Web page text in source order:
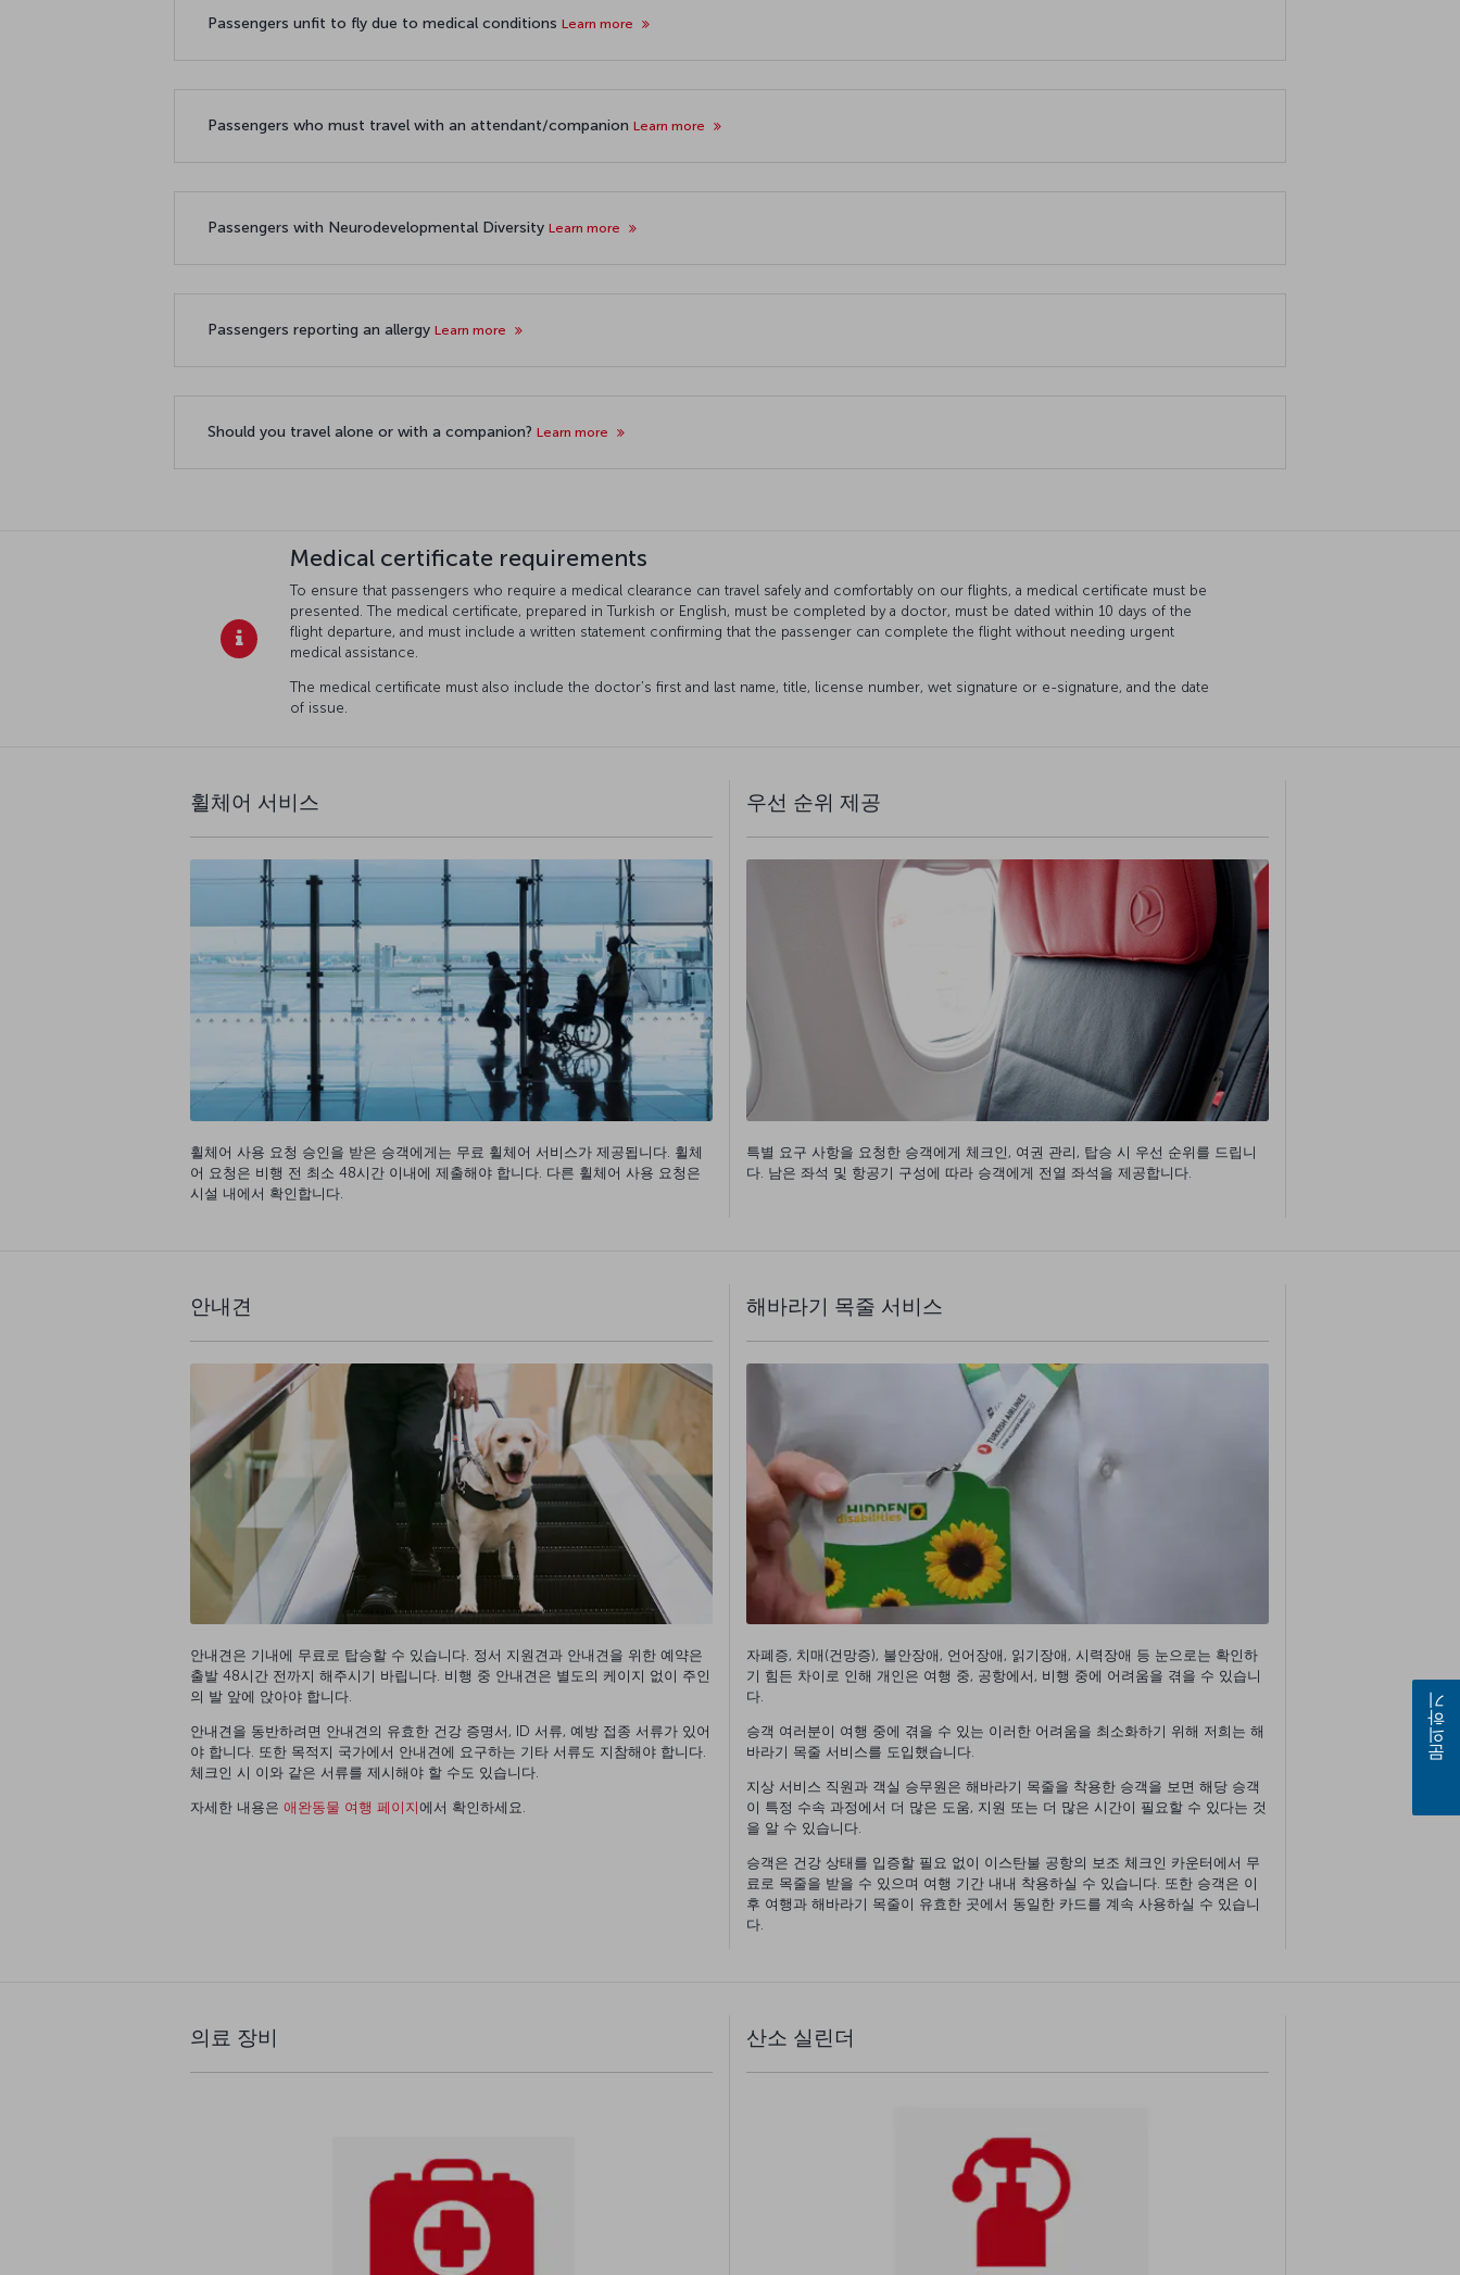
Passengers unfit to fly due to medical conditions Learn more
Passengers who must travel with an attendant/companion Learn more
Passengers with Neurodevelopmental Diversity Learn more
Passengers reporting an allergy Learn more
Should you travel alone or with a companion? Learn more
Medical certificate requirements
To ensure that passengers who require a medical clearance can travel safely and comfortably on our flights, a medical certificate must be
presented. The medical certificate, prepared in Turkish or English, must be completed by a doctor, must be dated within 10 days of the
flight departure, and must include a written statement confirming that the passenger can complete the flight without needing urgent
medical assistance.
The medical certificate must also include the doctor’s first and last name, title, license number, wet signature or e-signature, and the date
of issue.
휠체어 서비스
휠체어 사용 요청 승인을 받은 승객에게는 무료 휠체어 서비스가 제공됩니다. 휠체
어 요청은 비행 전 최소 48시간 이내에 제출해야 합니다. 다른 휠체어 사용 요청은
시설 내에서 확인합니다.
우선 순위 제공
특별 요구 사항을 요청한 승객에게 체크인, 여권 관리, 탑승 시 우선 순위를 드립니
다. 남은 좌석 및 항공기 구성에 따라 승객에게 전열 좌석을 제공합니다.
안내견
안내견은 기내에 무료로 탑승할 수 있습니다. 정서 지원견과 안내견을 위한 예약은
출발 48시간 전까지 해주시기 바립니다. 비행 중 안내견은 별도의 케이지 없이 주인
의 발 앞에 앉아야 합니다.
안내견을 동반하려면 안내견의 유효한 건강 증명서, ID 서류, 예방 접종 서류가 있어
야 합니다. 또한 목적지 국가에서 안내견에 요구하는 기타 서류도 지참해야 합니다.
체크인 시 이와 같은 서류를 제시해야 할 수도 있습니다.
자세한 내용은 애완동물 여행 페이지에서 확인하세요.
해바라기 목줄 서비스
자폐증, 치매(건망증), 불안장애, 언어장애, 읽기장애, 시력장애 등 눈으로는 확인하
기 힘든 차이로 인해 개인은 여행 중, 공항에서, 비행 중에 어려움을 겪을 수 있습니
다.
승객 여러분이 여행 중에 겪을 수 있는 이러한 어려움을 최소화하기 위해 저희는 해
바라기 목줄 서비스를 도입했습니다.
지상 서비스 직원과 객실 승무원은 해바라기 목줄을 착용한 승객을 보면 해당 승객
이 특정 수속 과정에서 더 많은 도움, 지원 또는 더 많은 시간이 필요할 수 있다는 것
을 알 수 있습니다.
승객은 건강 상태를 입증할 필요 없이 이스탄불 공항의 보조 체크인 카운터에서 무
료로 목줄을 받을 수 있으며 여행 기간 내내 착용하실 수 있습니다. 또한 승객은 이
후 여행과 해바라기 목줄이 유효한 곳에서 동일한 카드를 계속 사용하실 수 있습니
다.
의료 장비 산소 실린더
문의하기